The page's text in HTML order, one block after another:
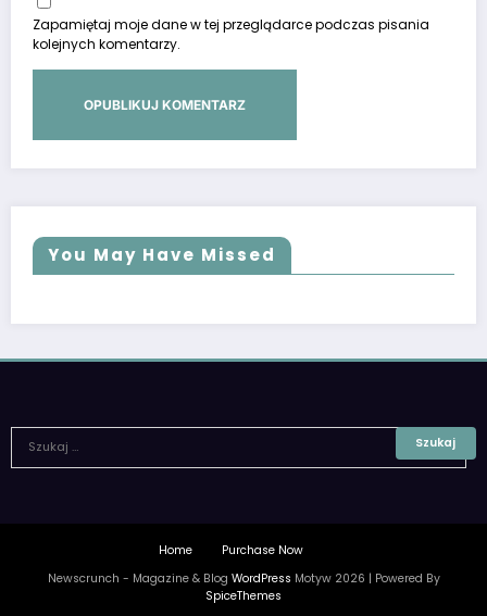
Zapamiętaj moje dane w tej przeglądarce podczas pisania
kolejnych komentarzy.
You May Have Missed
Home
Purchase Now
Newscrunch - Magazine & Blog WordPress Motyw 2026 | Powered By
SpiceThemes